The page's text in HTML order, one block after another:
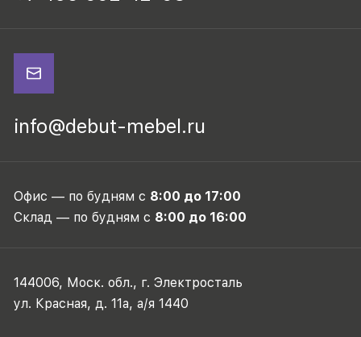
info@debut-mebel.ru
Офис — по будням с 8:00 до 17:00
Склад — по будням с 8:00 до 16:00
144006, Моск. обл., г. Электросталь
ул. Красная, д. 11а, а/я 1440